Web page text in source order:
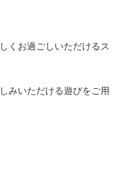
くお過ごしいただけるス
みいただける遊びをご用